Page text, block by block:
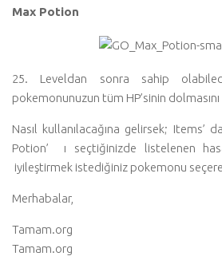
Max Potion
25. Leveldan sonra sahip
pokemonunuzun tüm HP’sinin
Nasıl kullanılacağına gelirsek; Items’
Potion’ ı seçtiğinizde listelenen
iyileştirmek istediğiniz pokemonu
Merhabalar,
Tamam.org
Tamam.org